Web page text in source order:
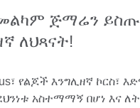
ጅማሬን
ለህጻናት!
የልጆች እንግሊዘኛ ኮርስ፣
አስተማማኝ በሆነ እና